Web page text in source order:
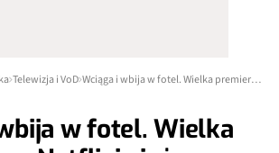
Telewizja i VoD Wciąga i wbija w fotel. Wielka premiera na Netflixie już w czwartek
w fotel. Wielka